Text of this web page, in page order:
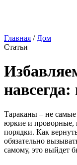
Главная / Дом
Статьи
навсегда:
Тараканы – не
юркие и проворные,
порядки. Как
обязательно
самому, это выйдет